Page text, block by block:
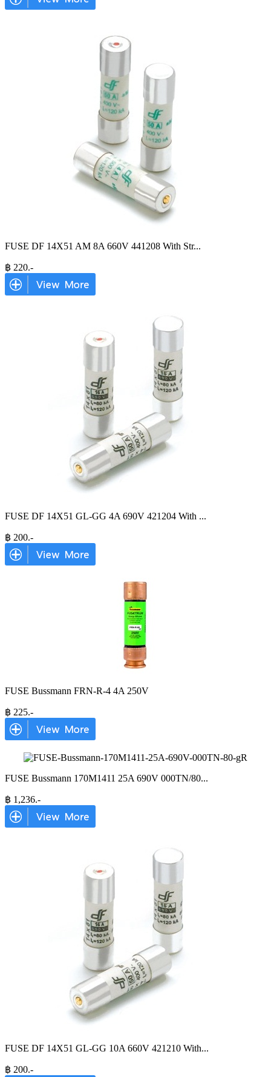
FUSE DF 14X51 AM 8A 660V 441208 With Str...
฿ 220.-
FUSE DF 14X51 GL-GG 4A 690V 421204 With ...
฿ 200.-
FUSE Bussmann FRN-R-4 4A 250V
฿ 225.-
FUSE Bussmann 170M1411 25A 690V 000TN/80...
฿ 1,236.-
FUSE DF 14X51 GL-GG 10A 660V 421210 With...
฿ 200.-